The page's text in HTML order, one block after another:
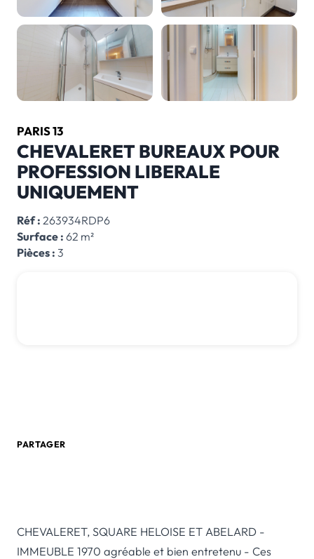
PARIS 13
CHEVALERET BUREAUX POUR
PROFESSION LIBERALE
UNIQUEMENT
Réf : 263934RDP6
Surface : 62 m²
Pièces : 3
PARTAGER
CHEVALERET, SQUARE HELOISE ET ABELARD -
IMMEUBLE 1970 agréable et bien entretenu - Ces